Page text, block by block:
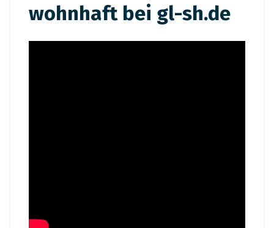
wohnhaft bei gl-sh.de